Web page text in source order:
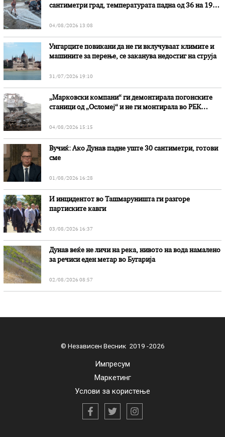
сантиметри град, температурата падна од 36 на 19
04/08/2026 13:08
Унгарците повикани да не ги вклучуваат климите и
машините за перење, се заканува недостиг на струја
31/07/2026 19:10
„Марковски компани“ ги демонтирала погонските
станици од „Осломеј“ и не ги монтирала во РЕК
04/08/2026 15:15
Вучиќ: Ако Дунав падне уште 30 сантиметри, готови
сме
01/08/2026 16:28
И инцидентот во Ташмаруништa ги разгоре
партиските кавги
03/08/2026 16:37
Дунав веќе не личи на река, нивото на вода намалено
за речиси еден метар во Бугарија
02/08/2026 08:57
© Независен Весник 2019 -2026
Импресум
Маркетинг
Услови за користење